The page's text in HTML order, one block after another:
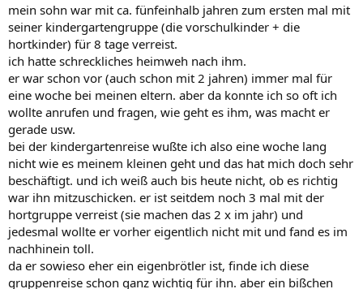
mein sohn war mit ca. fünfeinhalb jahren zum ersten mal mit
seiner kindergartengruppe (die vorschulkinder + die
hortkinder) für 8 tage verreist.
ich hatte schreckliches heimweh nach ihm.
er war schon vor (auch schon mit 2 jahren) immer mal für
eine woche bei meinen eltern. aber da konnte ich so oft ich
wollte anrufen und fragen, wie geht es ihm, was macht er
gerade usw.
bei der kindergartenreise wußte ich also eine woche lang
nicht wie es meinem kleinen geht und das hat mich doch sehr
beschäftigt. und ich weiß auch bis heute nicht, ob es richtig
war ihn mitzuschicken. er ist seitdem noch 3 mal mit der
hortgruppe verreist (sie machen das 2 x im jahr) und
jedesmal wollte er vorher eigentlich nicht mit und fand es im
nachhinein toll.
da er sowieso eher ein eigenbrötler ist, finde ich diese
gruppenreise schon ganz wichtig für ihn. aber ein bißchen